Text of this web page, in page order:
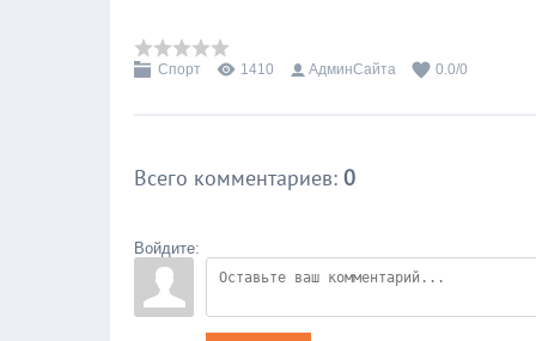
Спорт 1410 АдминСайта 0.0/0
Всего комментариев: 0
Войдите: